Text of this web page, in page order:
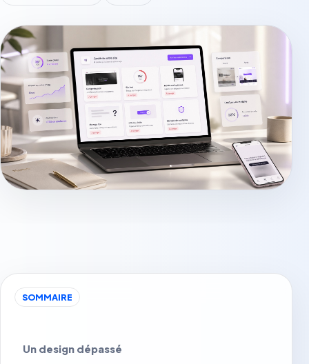
SOMMAIRE
Un design dépassé